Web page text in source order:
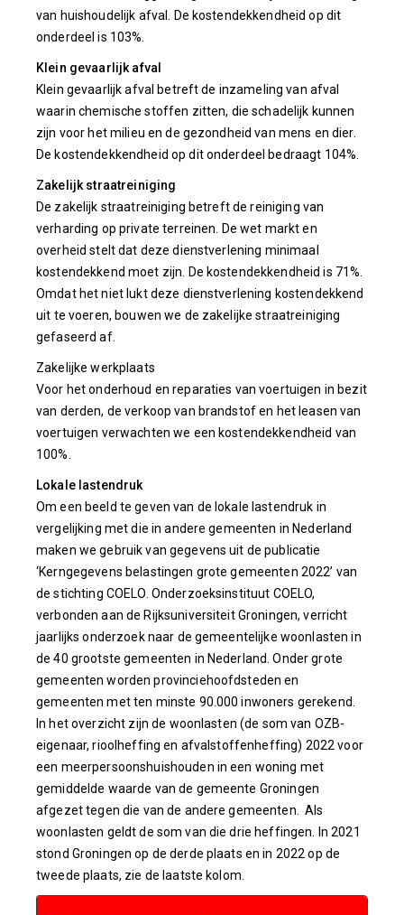
van huishoudelijk afval. De kostendekkendheid op dit
onderdeel is 103%.
Klein gevaarlijk afval
Klein gevaarlijk afval betreft de inzameling van afval
waarin chemische stoffen zitten, die schadelijk kunnen
zijn voor het milieu en de gezondheid van mens en dier.
De kostendekkendheid op dit onderdeel bedraagt 104%.
Zakelijk straatreiniging
De zakelijk straatreiniging betreft de reiniging van
verharding op private terreinen. De wet markt en
overheid stelt dat deze dienstverlening minimaal
kostendekkend moet zijn. De kostendekkendheid is 71%.
Omdat het niet lukt deze dienstverlening kostendekkend
uit te voeren, bouwen we de zakelijke straatreiniging
gefaseerd af.
Zakelijke werkplaats
Voor het onderhoud en reparaties van voertuigen in bezit
van derden, de verkoop van brandstof en het leasen van
voertuigen verwachten we een kostendekkendheid van
100%.
Lokale lastendruk
Om een beeld te geven van de lokale lastendruk in
vergelijking met die in andere gemeenten in Nederland
maken we gebruik van gegevens uit de publicatie
‘Kerngegevens belastingen grote gemeenten 2022’ van
de stichting COELO. Onderzoeksinstituut COELO,
verbonden aan de Rijksuniversiteit Groningen, verricht
jaarlijks onderzoek naar de gemeentelijke woonlasten in
de 40 grootste gemeenten in Nederland. Onder grote
gemeenten worden provinciehoofdsteden en
gemeenten met ten minste 90.000 inwoners gerekend.
In het overzicht zijn de woonlasten (de som van OZB-
eigenaar, rioolheffing en afvalstoffenheffing) 2022 voor
een meerpersoonshuishouden in een woning met
gemiddelde waarde van de gemeente Groningen
afgezet tegen die van de andere gemeenten. Als
woonlasten geldt de som van die drie heffingen. In 2021
stond Groningen op de derde plaats en in 2022 op de
tweede plaats, zie de laatste kolom.